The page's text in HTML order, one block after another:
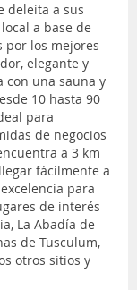
deleita a sus
a base de
por los mejores
elegante y
con una sauna y
10 hasta 90
para
de negocios
a 3 km
fácilmente a
para
de interés
La Abadía de
de Tusculum,
otros sitios y